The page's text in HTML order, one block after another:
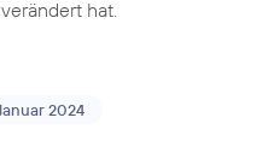
hat.
2024